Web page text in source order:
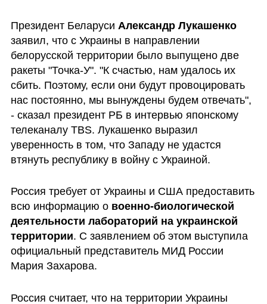
Президент Беларуси Александр Лукашенко
заявил, что с Украины в направлении
белорусской территории было выпущено две
ракеты "Точка-У". "К счастью, нам удалось их
сбить. Поэтому, если они будут провоцировать
нас постоянно, мы вынуждены будем отвечать",
- сказал президент РБ в интервью японскому
телеканалу TBS. Лукашенко выразил
уверенность в том, что Западу не удастся
втянуть республику в войну с Украиной.
Россия требует от Украины и США предоставить
всю информацию о военно-биологической
деятельности лабораторий на украинской
территории. С заявлением об этом выступила
официальный представитель МИД России
Мария Захарова.
Россия считает, что на территории Украины